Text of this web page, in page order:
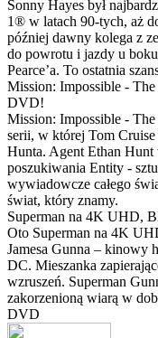
Sonny Hayes był
1® w latach 90-tych, aż
później dawny kolega z
do powrotu i jazdy u
Pearce’a. To ostatnia
Mission: Impossible -
DVD!
Mission: Impossible -
serii, w której Tom
Hunta. Agent Ethan Hunt
poszukiwania Entity -
wywiadowcze całego
świat, który znamy.
Superman na 4K UHD,
Oto Superman na 4K
Jamesa Gunna – kinowy
DC. Mieszanka
wzruszeń. Superman
zakorzenioną wiarą w
DVD